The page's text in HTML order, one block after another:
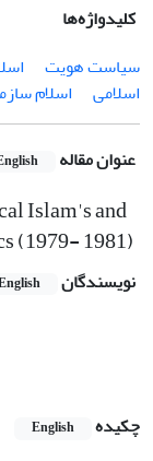
کلیدواژه‌ها
سیاست هویت
اسلامی
اسلام
عنوان مقاله
Islam's and
(1979- 1981)
نویسندگان
چکیده
English